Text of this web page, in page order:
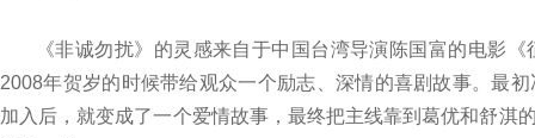
《非诚勿扰》的灵感来自于中国台湾导演陈国富的电影
2008年贺岁的时候带给观众一个励志、深情的喜剧故事。最
加入后，就变成了一个爱情故事，最终把主线靠到葛优和舒淇